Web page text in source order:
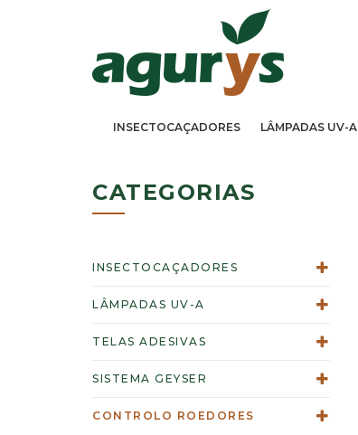
INSECTOCAÇADORES LÂMPADAS UV-A
CATEGORIAS
INSECTOCAÇADORES
LÂMPADAS UV-A
TELAS ADESIVAS
SISTEMA GEYSER
CONTROLO ROEDORES